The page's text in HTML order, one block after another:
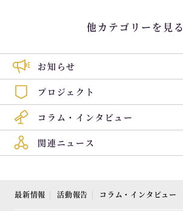
他カテゴリーを見る
お知らせ
プロジェクト
コラム・インタビュー
関連ニュース
最新情報 活動報告 コラム・インタビュー